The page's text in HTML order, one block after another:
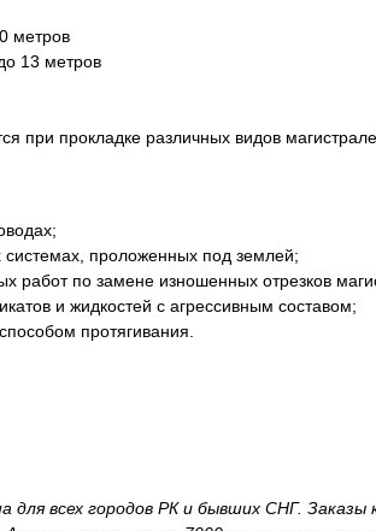
метров
13 метров
при прокладке различных видов
системах, проложенных под землей;
работ по замене изношенных отрезков
и жидкостей с агрессивным составом;
протягивания.
для всех городов РК и бывших СНГ.